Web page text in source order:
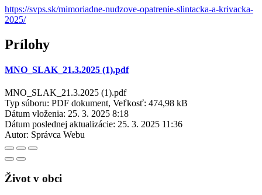
https://svps.sk/mimoriadne-nudzove-opatrenie-slintacka-a-krivacka-
2025/
Prílohy
MNO_SLAK_21.3.2025 (1).pdf
MNO_SLAK_21.3.2025 (1).pdf
Typ súboru: PDF dokument, Veľkosť: 474,98 kB
Dátum vloženia: 25. 3. 2025 8:18
Dátum poslednej aktualizácie: 25. 3. 2025 11:36
Autor: Správca Webu
Život v obci